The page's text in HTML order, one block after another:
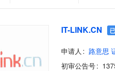
IT-LINK.CN
申请人 路意思
初审公告号